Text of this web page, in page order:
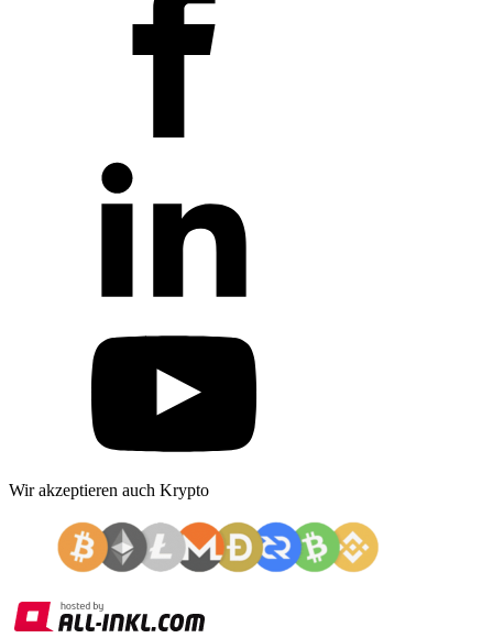
Wir akzeptieren auch Krypto